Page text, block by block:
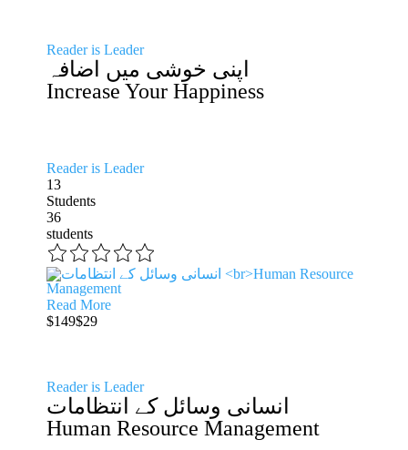
Reader is Leader
اپنی خوشی میں اضافہ
Increase Your Happiness
Reader is Leader
13
Students
36
students
Read More
$149$29
Reader is Leader
انسانی وسائل کے انتظامات
Human Resource Management